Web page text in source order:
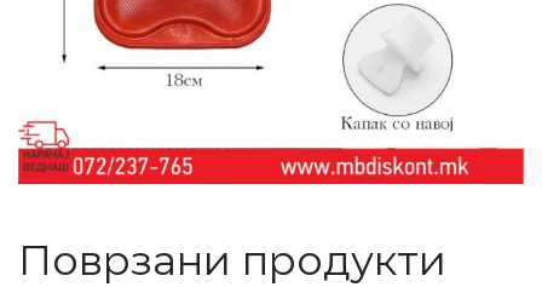
Поврзани продукти